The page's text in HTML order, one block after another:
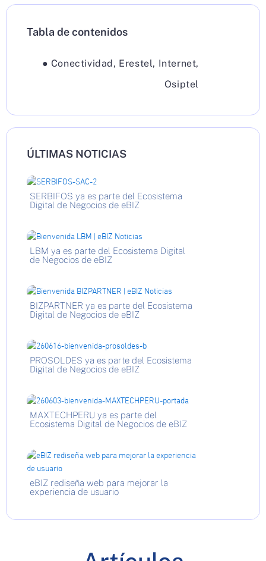
Tabla de contenidos
● Conectividad, Erestel, Internet,
Osiptel
ÚLTIMAS NOTICIAS
SERBIFOS ya es parte del Ecosistema
Digital de Negocios de eBIZ
LBM ya es parte del Ecosistema Digital
de Negocios de eBIZ
BIZPARTNER ya es parte del Ecosistema
Digital de Negocios de eBIZ
PROSOLDES ya es parte del Ecosistema
Digital de Negocios de eBIZ
MAXTECHPERU ya es parte del
Ecosistema Digital de Negocios de eBIZ
eBIZ rediseña web para mejorar la
experiencia de usuario